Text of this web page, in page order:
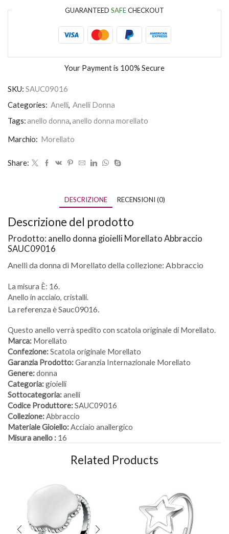
GUARANTEED SAFECHECKOUT
Your Payment is 100% Secure
SKU: SAUC09016
Categories: Anelli, Anelli Donna
Tags:anello donna,anello donna morellato
Marchio: Morellato
Share:
DESCRIZIONE RECENSIONI (0)
Descrizione del prodotto
Prodotto: anello donna gioielli Morellato Abbraccio
SAUC09016
Anelli da donna di Morellato della collezione: Abbraccio
La misura È: 16.
Anello in acciaio, cristalli.
La referenza è Sauc09016.
Questo anello verrà spedito con scatola originale di Morellato.
Marca: Morellato
Confezione:Scatola originale Morellato
Garanzia Prodotto:Garanzia Internazionale Morellato
Genere:donna
Categoria:gioielli
Sottocategoria:anelli
Codice Produttore:SAUC09016
Collezione:Abbraccio
Materiale Gioiello:Acciaio anallergico
Misura anello : 16
Related Products